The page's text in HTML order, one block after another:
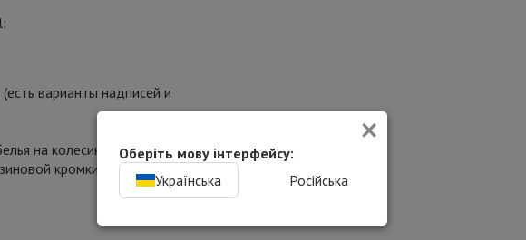
варианты надписей и
на колесиках.
кромки.
×
Оберіть мову інтерфейсу:
Українська
Російська